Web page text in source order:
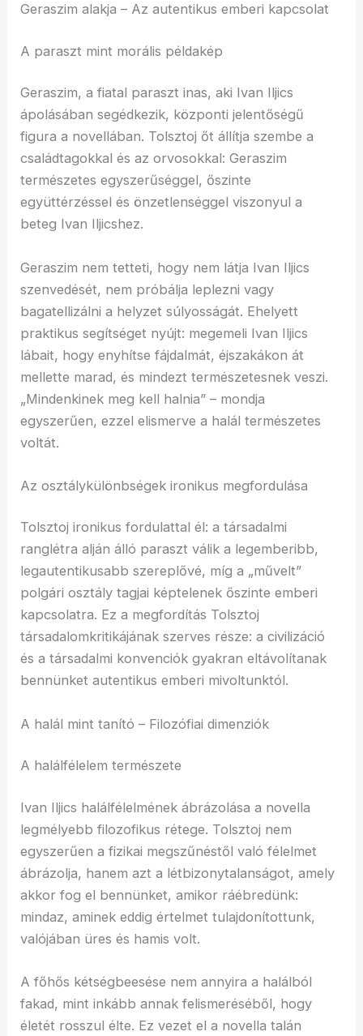
Geraszim alakja – Az autentikus emberi kapcsolat
A paraszt mint morális példakép
Geraszim, a fiatal paraszt inas, aki Ivan Iljics
ápolásában segédkezik, központi jelentőségű
figura a novellában. Tolsztoj őt állítja szembe a
családtagokkal és az orvosokkal: Geraszim
természetes egyszerűséggel, őszinte
együttérzéssel és önzetlenséggel viszonyul a
beteg Ivan Iljicshez.
Geraszim nem tetteti, hogy nem látja Ivan Iljics
szenvedését, nem próbálja leplezni vagy
bagatellizálni a helyzet súlyosságát. Ehelyett
praktikus segítséget nyújt: megemeli Ivan Iljics
lábait, hogy enyhítse fájdalmát, éjszakákon át
mellette marad, és mindezt természetesnek veszi.
„Mindenkinek meg kell halnia” – mondja
egyszerűen, ezzel elismerve a halál természetes
voltát.
Az osztálykülönbségek ironikus megfordulása
Tolsztoj ironikus fordulattal él: a társadalmi
ranglétra alján álló paraszt válik a legemberibb,
legautentikusabb szereplővé, míg a „művelt”
polgári osztály tagjai képtelenek őszinte emberi
kapcsolatra. Ez a megfordítás Tolsztoj
társadalomkritikájának szerves része: a civilizáció
és a társadalmi konvenciók gyakran eltávolítanak
bennünket autentikus emberi mivoltunktól.
A halál mint tanító – Filozófiai dimenziók
A halálfélelem természete
Ivan Iljics halálfélelmének ábrázolása a novella
legmélyebb filozofikus rétege. Tolsztoj nem
egyszerűen a fizikai megszűnéstől való félelmet
ábrázolja, hanem azt a létbizonytalanságot, amely
akkor fog el bennünket, amikor ráébredünk:
mindaz, aminek eddig értelmet tulajdonítottunk,
valójában üres és hamis volt.
A főhős kétségbeesése nem annyira a halálból
fakad, mint inkább annak felismeréséből, hogy
életét rosszul élte. Ez vezet el a novella talán